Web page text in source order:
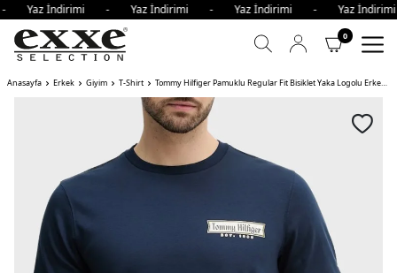
Yaz İndirimi - Yaz İndirimi - Yaz İndirimi - Yaz
0
Anasayfa Erkek Giyim T-Shirt Tommy Hilfiger Pamuklu Regular Fit Bisiklet Yaka Logolu Erkek T Shirt